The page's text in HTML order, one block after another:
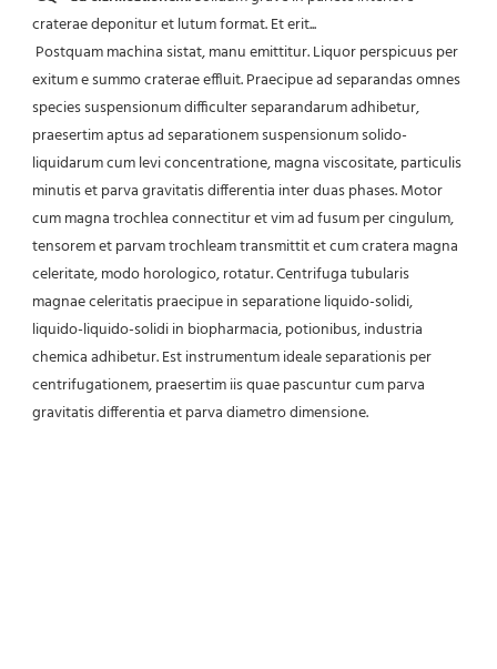
craterae deponitur et lutum format. Et erit...
exitum e summo craterae effluit. Praecipue ad separandas omnes
species suspensionum difficulter separandarum adhibetur,
praesertim aptus ad separationem suspensionum solido-
liquidarum cum levi concentratione, magna viscositate, particulis
minutis et parva gravitatis differentia inter duas phases. Motor
cum magna trochlea connectitur et vim ad fusum per cingulum,
tensorem et parvam trochleam transmittit et cum cratera magna
celeritate, modo horologico, rotatur. Centrifuga tubularis
magnae celeritatis praecipue in separatione liquido-solidi,
liquido-liquido-solidi in biopharmacia, potionibus, industria
chemica adhibetur. Est instrumentum ideale separationis per
centrifugationem, praesertim iis quae pascuntur cum parva
gravitatis differentia et parva diametro dimensione.